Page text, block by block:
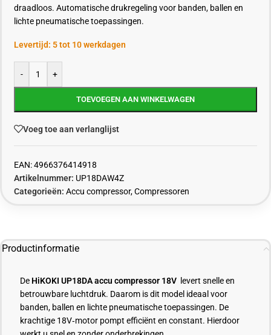
draadloos. Automatische drukregeling voor banden, ballen en
lichte pneumatische toepassingen.
Levertijd: 5 tot 10 werkdagen
- +
TOEVOEGEN AAN WINKELWAGEN
Voeg toe aan verlanglijst
EAN:4966376414918
Artikelnummer: UP18DAW4Z
Categorieën: Accu compressor,Compressoren
Productinformatie
De HiKOKI UP18DAaccu compressor 18V levert snelle en
betrouwbare luchtdruk. Daarom is dit model ideaal voor
banden, ballen en lichte pneumatische toepassingen. De
krachtige 18V‑motor pompt efficiënt en constant. Hierdoor